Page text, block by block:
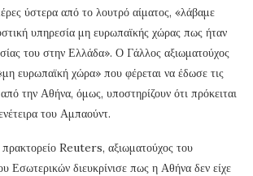
ύστερα από το λουτρό αίματος, «λάβαμε
υπηρεσία μη ευρωπαϊκής χώρας πως ήταν
του στην Ελλάδα». Ο Γάλλος αξιωματούχος
ευρωπαϊκή χώρα» που φέρεται να έδωσε τις
την Αθήνα, όμως, υποστηρίζουν ότι πρόκειται
του Αμπαούντ.
Reuters, αξιωματούχος του
Εσωτερικών διευκρίνισε πως η Αθήνα δεν είχε